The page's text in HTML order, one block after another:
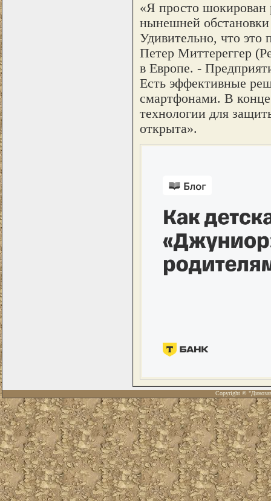
«Я просто шокирован
нынешней
Удивительно, что это
Петер Миттереггер
в Европе. -
Есть эффективные
смартфонами. В конце
технологии для
открыта».
Copyright ©